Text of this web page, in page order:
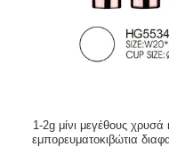
1-2g μίνι μεγέθους
εμπορευματοκιβώτια